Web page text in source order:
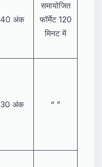
40 अंक
समायोजित
फॉर्मेट 120
मिनट में
30 अंक “ ”